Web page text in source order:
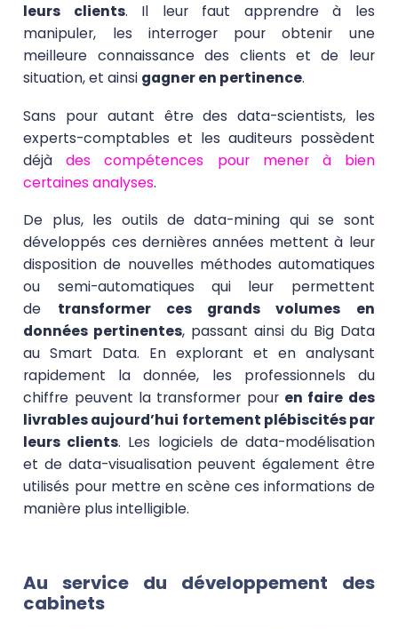
leurs clients. Il leur faut apprendre à les
manipuler, les interroger pour obtenir une
meilleure connaissance des clients et de leur
situation, et ainsi gagner en pertinence.
Sans pour autant être des data-scientists, les
experts-comptables et les auditeurs possèdent
déjà
des compétences pour mener à bien
certaines analyses.
De plus, les outils de data-mining qui se sont
développés ces dernières années mettent à leur
disposition de nouvelles méthodes automatiques
ou semi-automatiques qui leur permettent
de
transformer ces grands volumes en
données pertinentes, passant ainsi du Big Data
au Smart Data. En explorant et en analysant
rapidement la donnée, les professionnels du
chiffre peuvent la transformer pour en faire des
livrables aujourd’hui fortement plébiscités par
leurs clients. Les logiciels de data-modélisation
et de data-visualisation peuvent également être
utilisés pour mettre en scène ces informations de
manière plus intelligible.
Au service du développement des
cabinets